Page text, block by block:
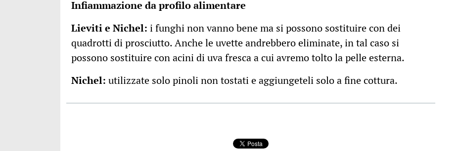
Infiammazione da profilo alimentare
Lieviti e Nichel: i funghi non vanno bene ma si possono sostituire con dei
quadrotti di prosciutto. Anche le uvette andrebbero eliminate, in tal caso si
possono sostituire con acini di uva fresca a cui avremo tolto la pelle esterna.
Nichel: utilizzate solo pinoli non tostati e aggiungeteli solo a fine cottura.